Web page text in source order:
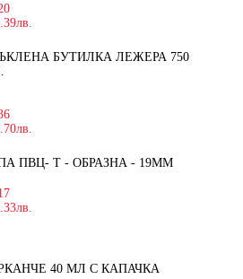
БУТИЛКА ЛЕЖЕРА 750
ПВЦ- Т - ОБРАЗНА - 19ММ
40 МЛ С КАПАЧКА